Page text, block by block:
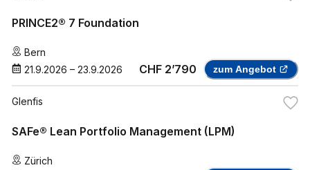
PRINCE2® 7 Foundation
Bern
21.9.2026 – 23.9.2026 CHF 2’790 zum Angebot
Glenfis
SAFe® Lean Portfolio Management (LPM)
Zürich